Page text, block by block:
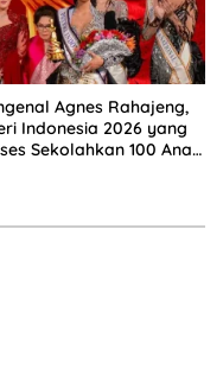
Agnes Rahajeng,
Indonesia 2026 yang
Sekolahkan 100 Anak